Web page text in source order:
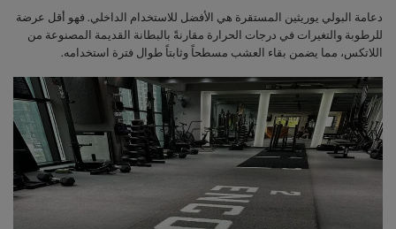
دعامة البولي يوريثين المستقرة هي الأفضل للاستخدام الداخلي. فهو أقل عرضة
للرطوبة والتغيرات في درجات الحرارة مقارنةً بالبطانة القديمة المصنوعة من
اللاتكس، مما يضمن بقاء العشب مسطحاً وثابتاً طوال فترة استخدامه.